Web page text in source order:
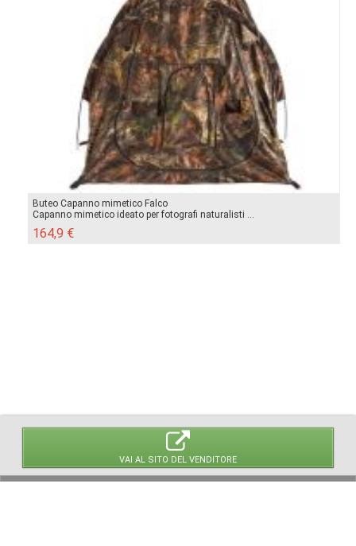
VAI AL SITO DEL VENDITORE
Buteo Capanno mimetico Falco
Capanno mimetico ideato per fotografi naturalisti ...
164,9 €